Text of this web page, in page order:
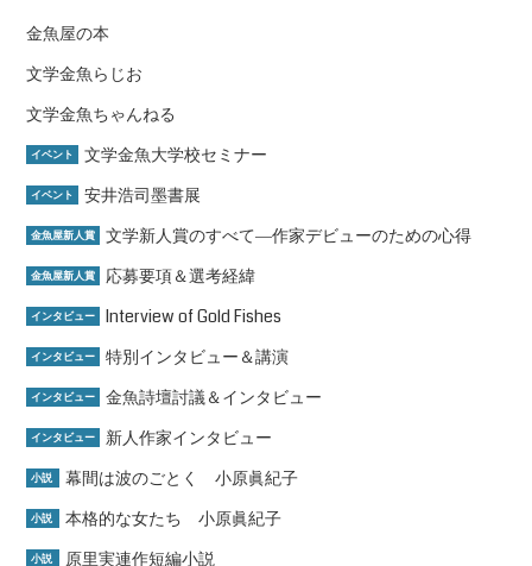
金魚屋の本
文学金魚らじお
文学金魚ちゃんねる
イベント 文学金魚大学校セミナー
イベント 安井浩司墨書展
金魚屋新人賞 文学新人賞のすべて―作家デビューのための心得
金魚屋新人賞 応募要項＆選考経緯
インタビュー Interview of Gold Fishes
インタビュー 特別インタビュー＆講演
インタビュー 金魚詩壇討議＆インタビュー
インタビュー 新人作家インタビュー
小説 幕間は波のごとく 小原眞紀子
小説 本格的な女たち 小原眞紀子
小説 原里実連作短編小説